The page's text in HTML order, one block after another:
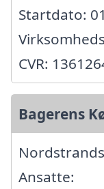
Startdato:
CVR:
Bagerens
Ansatte: